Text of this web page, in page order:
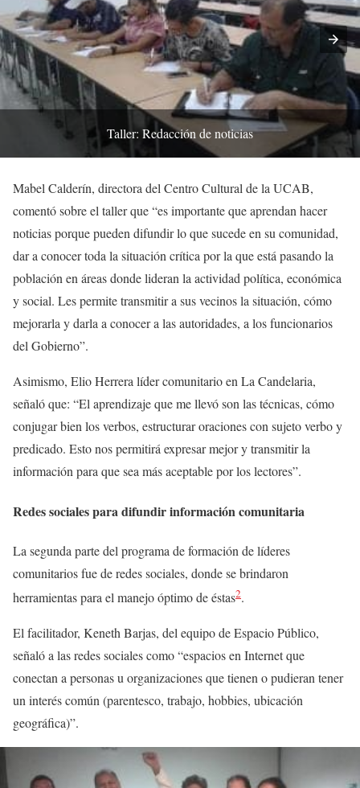
Taller: Redacción de noticias
Mabel Calderín, directora del Centro Cultural de la UCAB,
comentó sobre el taller que “es importante que aprendan hacer
noticias porque pueden difundir lo que sucede en su comunidad,
dar a conocer toda la situación crítica por la que está pasando la
población en áreas donde lideran la actividad política, económica
y social. Les permite transmitir a sus vecinos la situación, cómo
mejorarla y darla a conocer a las autoridades, a los funcionarios
del Gobierno”.
Asimismo, Elio Herrera líder comunitario en La Candelaria,
señaló que: “El aprendizaje que me llevó son las técnicas, cómo
conjugar bien los verbos, estructurar oraciones con sujeto verbo y
predicado. Esto nos permitirá expresar mejor y transmitir la
información para que sea más aceptable por los lectores”.
Redes sociales para difundir información comunitaria
La segunda parte del programa de formación de líderes
comunitarios fue de redes sociales, donde se brindaron
herramientas para el manejo óptimo de éstas2.
El facilitador, Keneth Barjas, del equipo de Espacio Público,
señaló a las redes sociales como “espacios en Internet que
conectan a personas u organizaciones que tienen o pudieran tener
un interés común (parentesco, trabajo, hobbies, ubicación
geográfica)”.